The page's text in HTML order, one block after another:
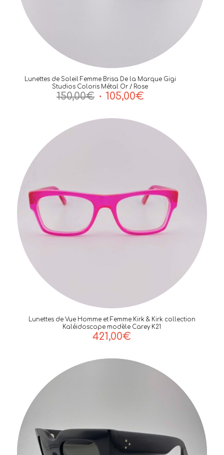
Lunettes de Soleil Femme Brisa De la Marque Gigi
Studios Coloris Métal Or / Rose
150,00€ Le
initial
105,00€Le
est :
105,00€.
Lunettes de Vue Homme et Femme Kirk & Kirk collection
Kaléidoscope modèle Carey K21
421,00€